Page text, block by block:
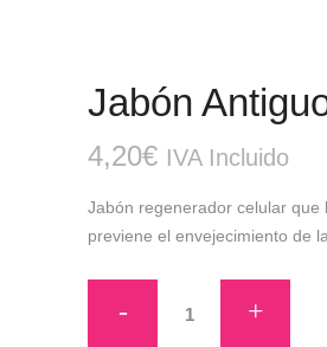
Jabón
4,20€ IVA Incluido
Jabón regenerador celular que
previene el envejecimiento de